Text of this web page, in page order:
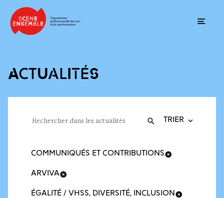
ACTUALITÉS
Recherche
Valider
COMMUNIQUÉS ET CONTRIBUTIONS
ARVIVA
ÉGALITÉ / VHSS, DIVERSITÉ, INCLUSION